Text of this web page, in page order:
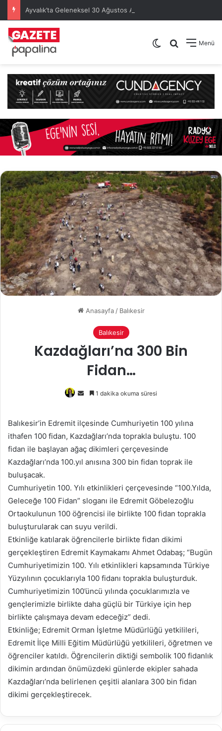
Menü
Arama yap
Dış görünümü
Anasayfa / Balıkesir
Balıkesir
Kazdağları’na 300 Bin
Fidan…
Bir
göndermek
1 dakika okuma süresi
Balıkesir’in Edremit ilçesinde Cumhuriyetin 100 yılına
ithafen 100 fidan, Kazdağları’nda toprakla buluştu. 100
fidan ile başlayan ağaç dikimleri çerçevesinde
Kazdağları’nda 100.yıl anısına 300 bin fidan toprak ile
buluşacak.
Cumhuriyetin 100. Yılı etkinlikleri çerçevesinde “100.Yılda,
Geleceğe 100 Fidan” sloganı ile Edremit Göbelezoğlu
Ortaokulunun 100 öğrencisi ile birlikte 100 fidan toprakla
buluşturularak can suyu verildi.
Etkinliğe katılarak öğrencilerle birlikte fidan dikimi
gerçekleştiren Edremit Kaymakamı Ahmet Odabaş; “Bugün
Cumhuriyetimizin 100. Yılı etkinlikleri kapsamında Türkiye
Yüzyılının çocuklarıyla 100 fidanı toprakla buluşturduk.
Cumhuriyetimizin 100’üncü yılında çocuklarımızla ve
gençlerimizle birlikte daha güçlü bir Türkiye için hep
birlikte çalışmaya devam edeceğiz” dedi.
Etkinliğe; Edremit Orman İşletme Müdürlüğü yetkilileri,
Edremit İlçe Milli Eğitim Müdürlüğü yetkilileri, öğretmen ve
öğrenciler katıldı. Öğrencilerin diktiği sembolik 100 fidanlık
dikimin ardından önümüzdeki günlerde ekipler sahada
Kazdağları’nda belirlenen çeşitli alanlara 300 bin fidan
dikimi gerçekleştirecek.